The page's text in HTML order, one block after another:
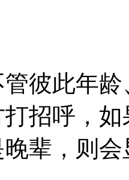
彼此年
招呼，
辈，则